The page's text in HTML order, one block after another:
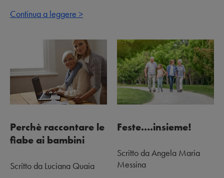
Continua a leggere >
Perchè raccontare le
fiabe ai bambini
Scritto da Luciana Quaia
Feste….insieme!
Scritto da Angela Maria
Messina